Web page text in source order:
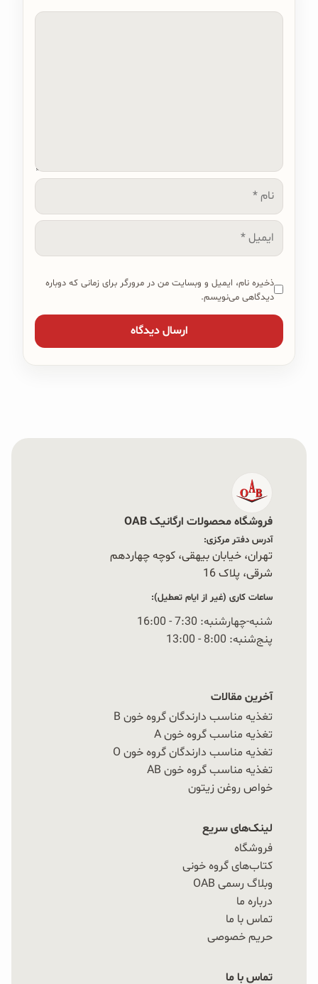
نام
ایمیل
ذخیره نام، ایمیل و وبسایت من در مرورگر برای زمانی که دوباره
دیدگاهی می‌نویسم.
فروشگاه محصولات ارگانیک OAB
آدرس دفتر مرکزی:
تهران، خیابان بیهقی، کوچه چهاردهم
شرقی، پلاک 16‭
ساعات کاری (غیر از ایام تعطیل):
شنبه-چهارشنبه: 7:30 - 16:00
پنج‌شنبه: 8:00 - 13:00
آخرین مقالات
تغذیه مناسب دارندگان گروه خون B
تغذیه مناسب گروه خون A
تغذیه مناسب دارندگان گروه خون O
تغذیه مناسب گروه خون AB
خواص روغن زیتون
لینک‌های سریع
فروشگاه
کتاب‌های گروه خونی
وبلاگ رسمی OAB
درباره ما
تماس با ما
حریم خصوصی
تماس با ما